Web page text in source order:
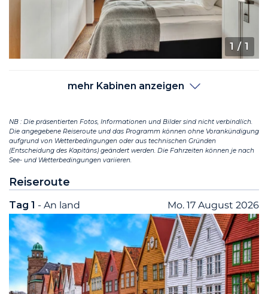
1 / 1
mehr Kabinen anzeigen
NB : Die präsentierten Fotos, Informationen und Bilder sind nicht verbindlich.
Die angegebene Reiseroute und das Programm können ohne Vorankündigung
aufgrund von Wetterbedingungen oder aus technischen Gründen
(Entscheidung des Kapitäns) geändert werden. Die Fahrzeiten können je nach
See- und Wetterbedingungen variieren.
Reiseroute
Tag 1 - An land Mo. 17 August 2026